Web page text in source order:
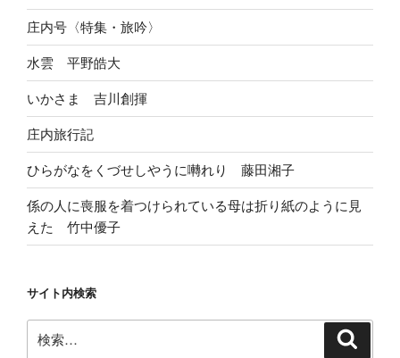
庄内号〈特集・旅吟〉
水雲 平野皓大
いかさま 吉川創揮
庄内旅行記
ひらがなをくづせしやうに囀れり 藤田湘子
係の人に喪服を着つけられている母は折り紙のように見
えた 竹中優子
サイト内検索
索: